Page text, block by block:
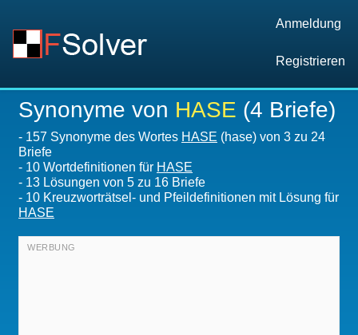
Anmeldung
Registrieren
Synonyme von HASE (4 Briefe)
- 157 Synonyme des Wortes HASE (hase) von 3 zu 24
Briefe
- 10 Wortdefinitionen für HASE
- 13 Lösungen von 5 zu 16 Briefe
- 10 Kreuzworträtsel- und Pfeildefinitionen mit Lösung für
HASE